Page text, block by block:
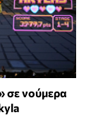
σε νούμερα